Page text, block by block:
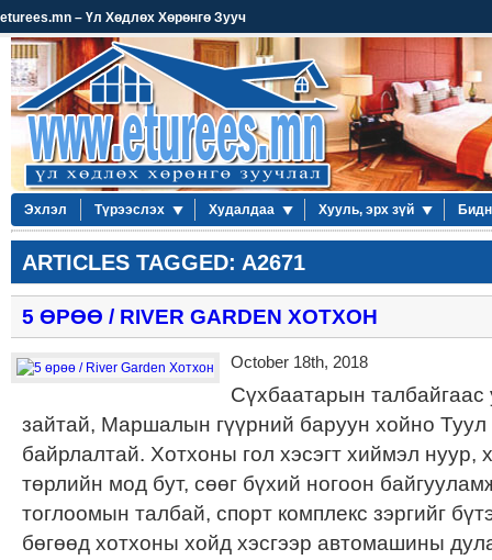
eturees.mn – Үл Хөдлөх Хөрөнгө Зууч
Эхлэл Түрээслэх Худалдаа Хууль, эрх зүй
ARTICLES TAGGED: A2671
5 ӨРӨӨ / RIVER GARDEN ХОТХОН
October 18th, 2018
Сүхбаатарын талбайгаас
зайтай, Маршалын гүүрний баруун хойно Туул
байрлалтай. Хотхоны гол хэсэгт хиймэл нуур,
төрлийн мод бут, сөөг бүхий ногоон
тоглоомын талбай, спорт комплекс зэргийг
бөгөөд хотхоны хойд хэсгээр автомашины